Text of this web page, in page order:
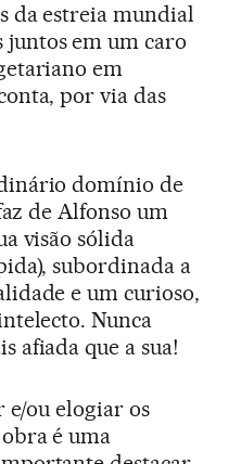
da estreia mundial
juntos em um caro
em
por via das
domínio de
de Alfonso um
visão sólida
subordinada a
e um curioso,
Nunca
afiada que a sua!
ou elogiar os
é uma